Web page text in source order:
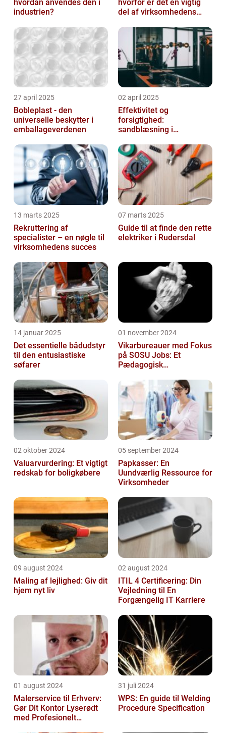
hvordan anvendes den i
industrien?
hvorfor er det en vigtig
del af virksomhedens
27 april 2025
Bobleplast - den
universelle beskytter i
emballageverdenen
02 april 2025
Effektivitet og
forsigtighed:
sandblæsning i
13 marts 2025
Rekruttering af
specialister – en nøgle til
virksomhedens succes
07 marts 2025
Guide til at finde den rette
elektriker i Rudersdal
14 januar 2025
Det essentielle bådudstyr
til den entusiastiske
søfarer
01 november 2024
Vikarbureauer med Fokus
på SOSU Jobs: Et
Pædagogisk
02 oktober 2024
Valuarvurdering: Et vigtigt
redskab for boligkøbere
05 september 2024
Papkasser: En
Uundværlig Ressource for
Virksomheder
09 august 2024
Maling af lejlighed: Giv dit
hjem nyt liv
02 august 2024
ITIL 4 Certificering: Din
Vejledning til En
Forgængelig IT Karriere
01 august 2024
Malerservice til Erhverv:
Gør Dit Kontor Lyserødt
med Profesionelt
31 juli 2024
WPS: En guide til Welding
Procedure Specification